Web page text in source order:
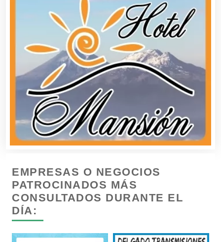
Compresores de aire
Computadoras
Conferencias Empresariales
Construcciones en General
Control de Plagas
EMPRESAS O NEGOCIOS
PATROCINADOS MÁS
CONSULTADOS DURANTE EL
DÍA: